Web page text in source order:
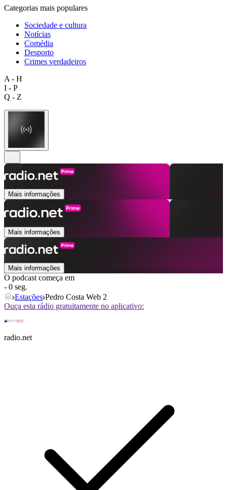
Categorias mais populares
Sociedade e cultura
Notícias
Comédia
Desporto
Crimes verdadeiros
A - H
I - P
Q - Z
Mais informações
Mais informações
Mais informações
O podcast começa em
- 0 seg.
Estações Pedro Costa Web 2
Ouça esta rádio gratuitamente no aplicativo:
radio.net